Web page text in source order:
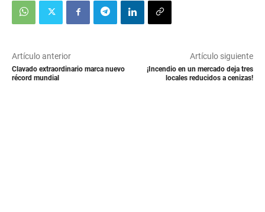
Artículo anterior
Clavado extraordinario marca nuevo
récord mundial
Artículo siguiente
¡Incendio en un mercado deja tres
locales reducidos a cenizas!